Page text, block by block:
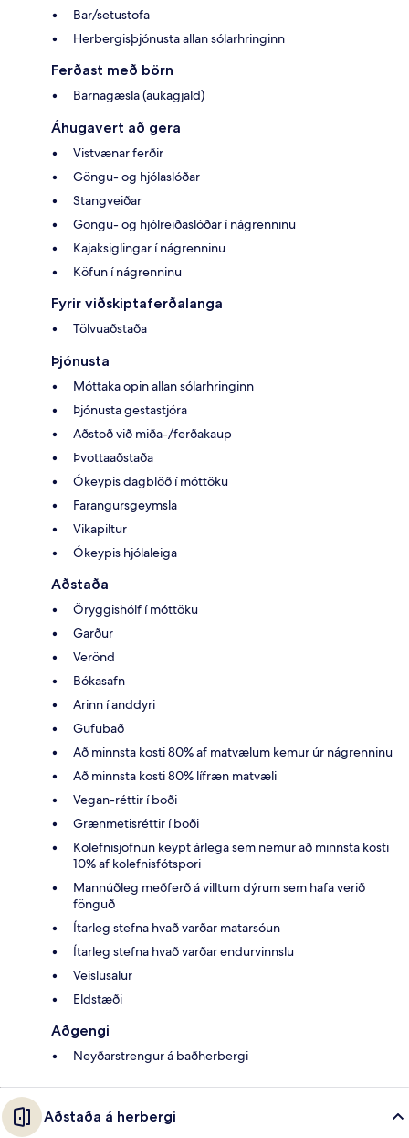
Bar/setustofa
Herbergisþjónusta allan sólarhringinn
Ferðast með börn
Barnagæsla (aukagjald)
Áhugavert að gera
Vistvænar ferðir
Göngu- og hjólaslóðar
Stangveiðar
Göngu- og hjólreiðaslóðar í nágrenninu
Kajaksiglingar í nágrenninu
Köfun í nágrenninu
Fyrir viðskiptaferðalanga
Tölvuaðstaða
Þjónusta
Móttaka opin allan sólarhringinn
Þjónusta gestastjóra
Aðstoð við miða-/ferðakaup
Þvottaaðstaða
Ókeypis dagblöð í móttöku
Farangursgeymsla
Vikapiltur
Ókeypis hjólaleiga
Aðstaða
Öryggishólf í móttöku
Garður
Verönd
Bókasafn
Arinn í anddyri
Gufubað
Að minnsta kosti 80% af matvælum kemur úr nágrenninu
Að minnsta kosti 80% lífræn matvæli
Vegan-réttir í boði
Grænmetisréttir í boði
Kolefnisjöfnun keypt árlega sem nemur að minnsta kosti
10% af kolefnisfótspori
Mannúðleg meðferð á villtum dýrum sem hafa verið
fönguð
Ítarleg stefna hvað varðar matarsóun
Ítarleg stefna hvað varðar endurvinnslu
Veislusalur
Eldstæði
Aðgengi
Neyðarstrengur á baðherbergi
Aðstaða á herbergi